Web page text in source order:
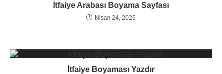
İtfaiye Arabası Boyama Sayfası
Nisan 24, 2026
İtfaiye Boyaması Yazdır